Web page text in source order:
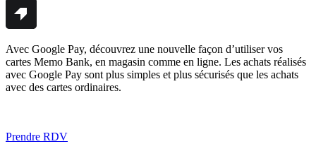
Avec Google Pay, découvrez une nouvelle façon d’utiliser vos
cartes Memo Bank, en magasin comme en ligne. Les achats réalisés
avec Google Pay sont plus simples et plus sécurisés que les achats
avec des cartes ordinaires.
Prendre RDV